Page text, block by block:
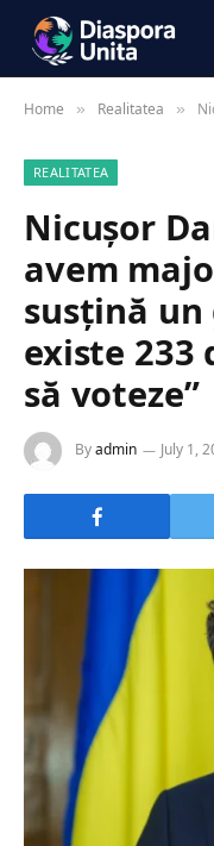
Home » Realitatea »
REALITATEA
Nicușor
avem
susțină un
existe 233
să voteze”
Byadmin July 1,